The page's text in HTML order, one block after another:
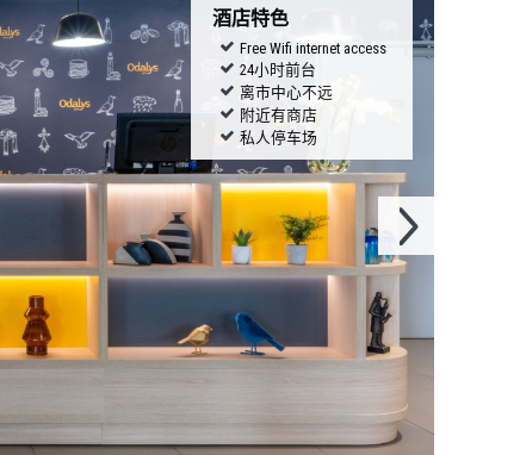
酒店特色
Free Wifi internet access
24小时前台
离市中心不远
附近有商店
私人停车场